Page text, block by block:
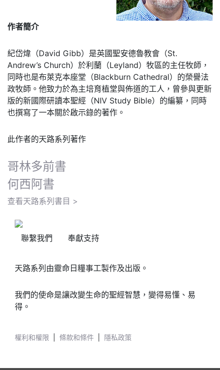
作者簡介
紀岱煒（David Gibb）是英國聖安德魯教會（St.
Andrew’s Church）於利蘭（Leyland）牧區的主任牧師，
同時也是布萊克本座堂（Blackburn Cathedral）的榮譽法
政牧師。他致力於為主培育植堂與佈道的工人，曾參與更新
版的新國際研讀本聖經（NIV Study Bible）的編纂，同時
也撰寫了一本關於啟示錄的著作。
此作者的天路系列著作
哥林多前書
何西阿書
查看天路系列書目 >
聯繫我們 奉獻支持
天路系列由靈命日糧事工製作及出版。
我們的使命是讓改變生命的聖經智慧，變得易懂、易
得。
權利和權限 條款和條件 隱私政策